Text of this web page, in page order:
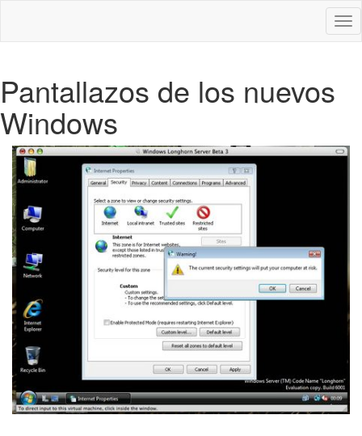
Pantallazos de los nuevos
Windows